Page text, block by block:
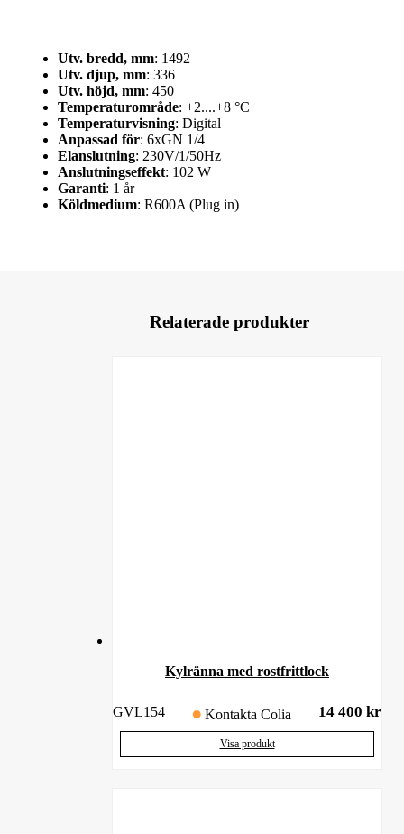
Utv. bredd, mm: 1492
Utv. djup, mm: 336
Utv. höjd, mm: 450
Temperaturområde: +2....+8 °C
Temperaturvisning: Digital
Anpassad för: 6xGN 1/4
Elanslutning: 230V/1/50Hz
Anslutningseffekt: 102 W
Garanti: 1 år
Köldmedium: R600A (Plug in)
Relaterade produkter
Kylränna med rostfrittlock
GVL154 Kontakta Colia 14 400 kr
Visa produkt